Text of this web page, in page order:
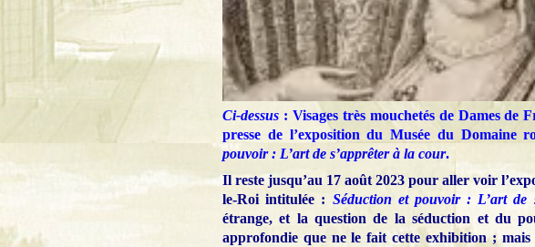
Ci-dessus : Visages très mouchetés de Dames de
presse de l’exposition du Musée du
pouvoir : L’art de s’apprêter à la cour.
Il reste jusqu’au 17 août 2023 pour aller voir
le-Roi intitulée : Séduction et pouvoir : L’art de
étrange, et la question de la séduction et du
approfondie que ne le fait cette exhibition ; mais